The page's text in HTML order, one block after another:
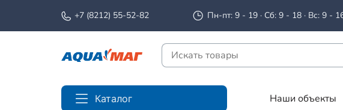
+7 (8212) 55-52-82 Пн-пт: 9 - 19 · Сб: 9 - 18 · Вс: 9 -
Каталог Наши объекты